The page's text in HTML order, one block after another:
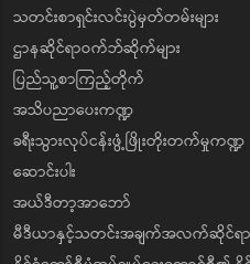
သတင်းစာရှင်းလင်းပွဲမှတ်တမ်းများ
ဌာနဆိုင်ရာဝက်ဘ်ဆိုက်များ
ပြည်သူ့စာကြည့်တိုက်
အသိပညာပေးကဏ္ဍ
ခရီးသွားလုပ်ငန်းဖွံ့ဖြိုးတိုးတက်မှုကဏ္ဍ
ဆောင်းပါး
အယ်ဒီတာ့အာဘော်
မီဒီယာနှင့်သတင်းအချက်အလက်ဆိုင်ရ